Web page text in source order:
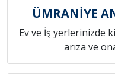
ÜMRANİYE
Ev ve İş yerlerinizde
arıza ve